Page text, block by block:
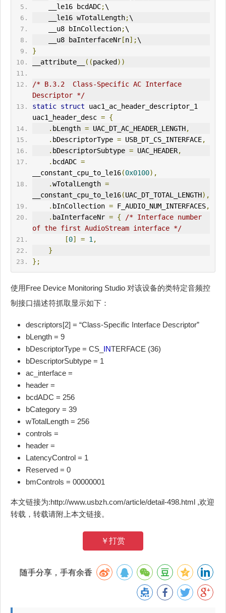
    __le16 bcdADC
;\
    __le16 wTotalLength
;\
    __u8 bInCollection
;\
    __u8 baInterfaceNr
[n];\
}
__attribute__
((packed ))
/* B.3.2  Class-Specific AC Interface
Descriptor */
static struct uac1_ac_header_descriptor_1
uac1_header_desc = {
. bLength = UAC_DT_AC_HEADER_LENGTH,
. bDescriptorType = USB_DT_CS_ INTERFACE,
. bDescriptorSubtype = UAC_HEADER,
. bcdADC =
__constant_cpu_to_le16(0x0100),
.wTotalLength =
__constant_cpu_to_le16(UAC_DT_TOTAL_LENGTH),
. bInCollection = F_AUDIO_NUM_ INTERFACES,
. baInterfaceNr = {
/* Interface number
of the first AudioStream interface */
[0] = 1 ,
}
};
使用Free Device Monitoring Studio 对该设备的类特定音频控
制接口描述符抓取显示如下：
descriptors[2] = “Class-Specific Interface Descriptor”
bLength = 9
bDescriptorType = CS_ INTERFACE (36)
bDescriptorSubtype = 1
ac_interface =
header =
bcdADC = 256
bCategory = 39
wTotalLength = 256
controls =
header =
LatencyControl = 1
Reserved = 0
bmControls = 00000001
本文链接为:http://www.usbzh.com/article/detail-498.html ,欢迎
转载，转载请附上本文链接。
￥打赏
随手分享，手有余香